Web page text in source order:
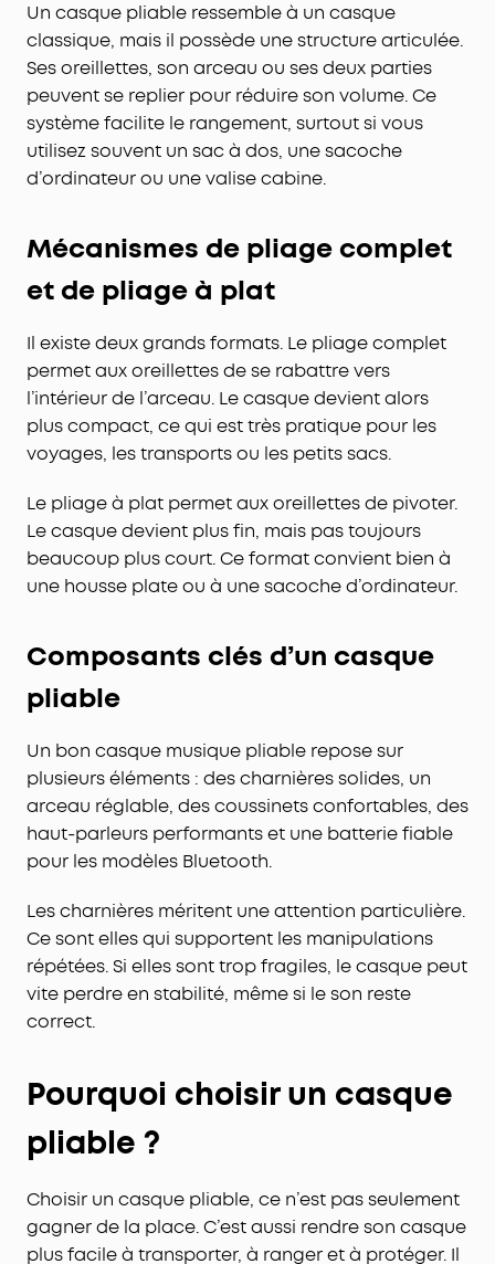
Un casque pliable ressemble à un casque
classique, mais il possède une structure articulée.
Ses oreillettes, son arceau ou ses deux parties
peuvent se replier pour réduire son volume. Ce
système facilite le rangement, surtout si vous
utilisez souvent un sac à dos, une sacoche
d’ordinateur ou une valise cabine.
Mécanismes de pliage complet
et de pliage à plat
Il existe deux grands formats. Le pliage complet
permet aux oreillettes de se rabattre vers
l’intérieur de l’arceau. Le casque devient alors
plus compact, ce qui est très pratique pour les
voyages, les transports ou les petits sacs.
Le pliage à plat permet aux oreillettes de pivoter.
Le casque devient plus fin, mais pas toujours
beaucoup plus court. Ce format convient bien à
une housse plate ou à une sacoche d’ordinateur.
Composants clés d’un casque
pliable
Un bon casque musique pliable repose sur
plusieurs éléments : des charnières solides, un
arceau réglable, des coussinets confortables, des
haut-parleurs performants et une batterie fiable
pour les modèles Bluetooth.
Les charnières méritent une attention particulière.
Ce sont elles qui supportent les manipulations
répétées. Si elles sont trop fragiles, le casque peut
vite perdre en stabilité, même si le son reste
correct.
Pourquoi choisir un casque
pliable ?
Choisir un casque pliable, ce n’est pas seulement
gagner de la place. C’est aussi rendre son casque
plus facile à transporter, à ranger et à protéger. Il